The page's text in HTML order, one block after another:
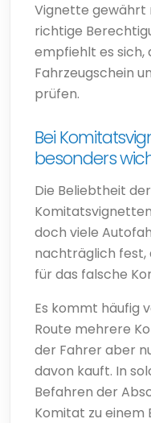
Vignette gewährt
richtige
empfiehlt es sich,
Fahrzeugschein
prüfen.
Bei
besonders
Die Beliebtheit
doch viele
nachträglich fest,
für das falsche
Es kommt häufig
Route mehrere
der Fahrer aber
davon kauft. In
Befahren der
Komitat zu einem